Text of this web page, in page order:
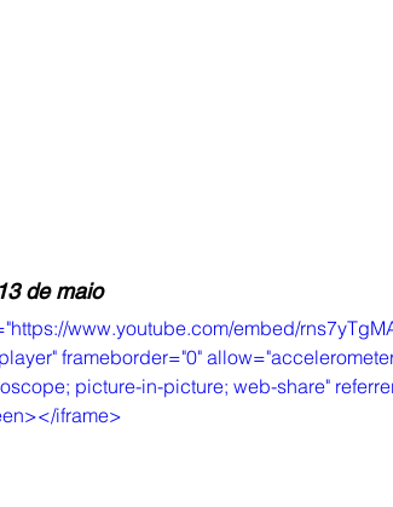
de maio
www.youtube.com/embed/
frameborder="0"
picture-in-picture; web-share"
iframe>